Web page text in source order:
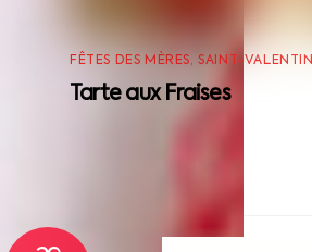
FÊTES DES MÈRES,SAINT-VALENTIN
Tarte aux Fraises